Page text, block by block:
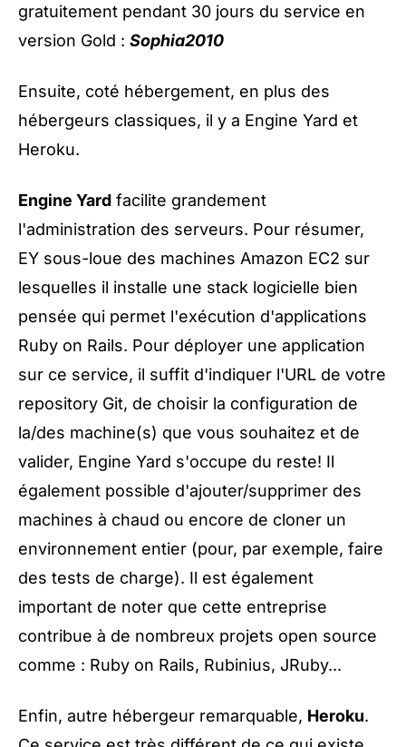
gratuitement pendant 30 jours du service en
version Gold : Sophia2010
Ensuite, coté hébergement, en plus des
hébergeurs classiques, il y a Engine Yard et
Heroku.
Engine Yard facilite grandement
l'administration des serveurs. Pour résumer,
EY sous-loue des machines Amazon EC2 sur
lesquelles il installe une stack logicielle bien
pensée qui permet l'exécution d'applications
Ruby on Rails. Pour déployer une application
sur ce service, il suffit d'indiquer l'URL de votre
repository Git, de choisir la configuration de
la/des machine(s) que vous souhaitez et de
valider, Engine Yard s'occupe du reste! Il
également possible d'ajouter/supprimer des
machines à chaud ou encore de cloner un
environnement entier (pour, par exemple, faire
des tests de charge). Il est également
important de noter que cette entreprise
contribue à de nombreux projets open source
comme : Ruby on Rails, Rubinius, JRuby...
Enfin, autre hébergeur remarquable, Heroku.